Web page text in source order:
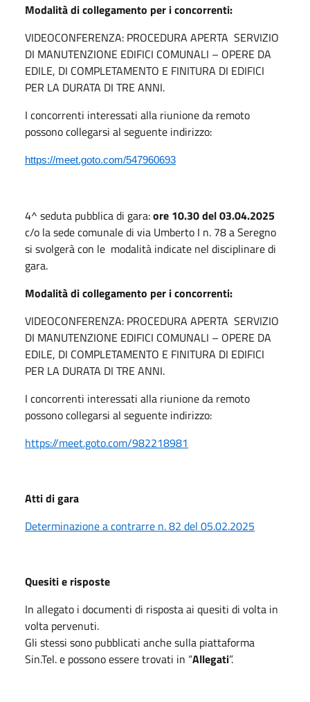
Modalità di collegamento per i concorrenti:
VIDEOCONFERENZA: PROCEDURA APERTA SERVIZIO
DI MANUTENZIONE EDIFICI COMUNALI – OPERE DA
EDILE, DI COMPLETAMENTO E FINITURA DI EDIFICI
PER LA DURATA DI TRE ANNI.
I concorrenti interessati alla riunione da remoto
possono collegarsi al seguente indirizzo:
https://meet.goto.com/547960693
4^ seduta pubblica di gara:ore 10.30 del 03.04.2025
c/o la sede comunale di via Umberto I n. 78 a Seregno
si svolgerà con le modalità indicate nel disciplinare di
gara.
Modalità di collegamento per i concorrenti:
VIDEOCONFERENZA: PROCEDURA APERTA SERVIZIO
DI MANUTENZIONE EDIFICI COMUNALI – OPERE DA
EDILE, DI COMPLETAMENTO E FINITURA DI EDIFICI
PER LA DURATA DI TRE ANNI.
I concorrenti interessati alla riunione da remoto
possono collegarsi al seguente indirizzo:
https://meet.goto.com/982218981
Atti di gara
Determinazione a contrarre n. 82 del 05.02.2025
Quesiti e risposte
In allegato i documenti di risposta ai quesiti di volta in
volta pervenuti.
Gli stessi sono pubblicati anche sulla piattaforma
Sin.Tel. e possono essere trovati in “Allegati”.